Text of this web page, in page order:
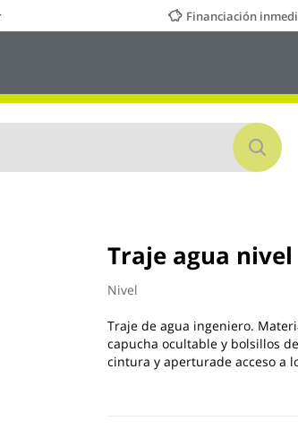
Financiación
Buscar
Traje agua nivel
Nivel
Traje de agua ingeniero.
capucha ocultable y bolsillos
cintura y aperturade acceso a